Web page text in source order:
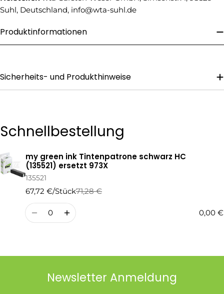
Frage Senden
Suhl, Deutschland, info@wta-suhl.de
Produktinformationen
Sicherheits- und Produkthinweise
Schnellbestellung
Ihr
Warenkorb
my green ink Tintenpatrone schwarz HC
(135521) ersetzt 973X
135521
67,72 €/Stück
Regulärer
Preis
71,28 €
Verkaufspreis
Menge
0,00 €
Newsletter Anmeldung